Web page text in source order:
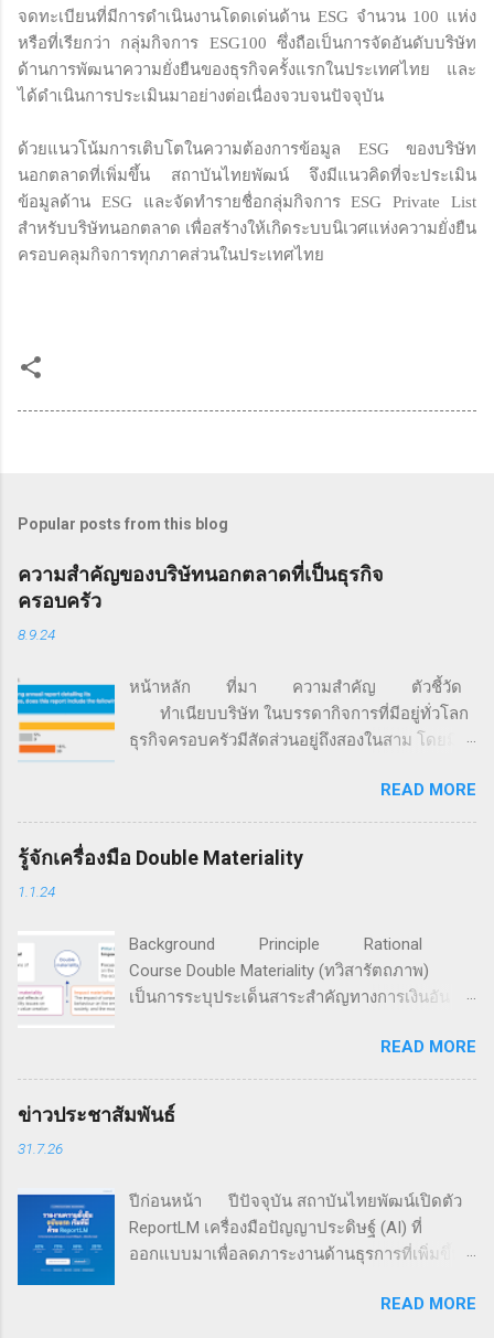
จดทะเบียนที่มีการดำเนินงานโดดเด่นด้าน ESG จำนวน 100 แห่ง
หรือที่เรียกว่า กลุ่มกิจการ ESG100 ซึ่งถือเป็นการจัดอันดับบริษัท
ด้านการพัฒนาความยั่งยืนของธุรกิจครั้งแรกในประเทศไทย และ
ได้ดำเนินการประเมินมาอย่างต่อเนื่องจวบจนปัจจุบัน
ด้วยแนวโน้มการเติบโตในความต้องการข้อมูล ESG ของบริษัท
นอกตลาดที่เพิ่มขึ้น สถาบันไทยพัฒน์ จึงมีแนวคิดที่จะประเมิน
ข้อมูลด้าน ESG และจัดทำรายชื่อกลุ่มกิจการ ESG Private List
สำหรับบริษัทนอกตลาด เพื่อสร้างให้เกิดระบบนิเวศแห่งความยั่งยืน
ครอบคลุมกิจการทุกภาคส่วนในประเทศไทย
Popular posts from this blog
ความสำคัญของบริษัทนอกตลาดที่เป็นธุรกิจ
ครอบครัว
8.9.24
หน้าหลัก ที่มา ความสำคัญ ตัวชี้วัด
ทำเนียบบริษัท ในบรรดากิจการที่มีอยู่ทั่วโลก
ธุรกิจครอบครัวมีสัดส่วนอยู่ถึงสองในสาม โดยมี
สัดส่วนการจ้างงานอยู่ราว 60% นอกจากนี้ 85%
ของธุรกิจสตาร์ตอัปทั่วโลก ถูกก่อตั้งขึ้นด้วยเงิน
จากครอบครัว (ที่มา: FFI Global Data Points) จาก
ข้อมูลการสำรวจของ Family Business Network
ใน 65 ประเทศทั่วโลก ระบุว่า แม้กิจการครอบครัว
จะให้ความสำคัญเพิ่มขึ้นกับประเด็นสิ่งแวดล้อม
สังคม และธรรมาภิบาล (ESG) แต่เกือบ 60% ของ
จัดทำรายงานประจำปี โดย 16% ของกิจการที่ถูก
สำรวจ มีการเปิดเผยตัวเลขการดำเนินงานตามตัว
ชี้วัดทางสังคมและสิ่งแวดล้อมต่อสาธารณะ และมี
คร...
READ MORE
รู้จักเครื่องมือ Double Materiality
1.1.24
Background Principle Rational
Course Double Materiality (ทวิสารัตถภาพ)
เป็นการระบุประเด็นสาระสำคัญทางการเงินอัน
กิจการ และประเด็นสาระสำคัญของผลกระทบอัน
เกิดจากการกระทำขององค์กรที่มีต่อเศรษฐกิจ
สังคม และสิ่งแวดล้อม สำหรับนำไปใช้ดำเนินการ
ซึ่งเป็นการค้นหาและระบุประเด็นความยั่งยืนที่
เป็นสาระสำคัญที่บริษัทจำเป็นต้องดำเนินการ อัน
ถือเป็นหัวใจของการขับเคลื่อนเรื่องการพัฒนาที่
เงินที่เป็นผลจากปัจจัยด้านเศรษฐกิจ สังคม และสิ่ง
READ MORE
ข่าวประชาสัมพันธ์
31.7.26
ปีก่อนหน้า ปีปัจจุบัน สถาบันไทยพัฒน์เปิดตัว
ReportLM เครื่องมือปัญญาประดิษฐ์ (AI) ที่
ออกแบบมาเพื่อลดภาระงานด้านธุรการที่เพิ่มขึ้น
รักษาคุณภาพและความน่าเชื่อถือข้อมูล ( อ่านต่อ
READ MORE